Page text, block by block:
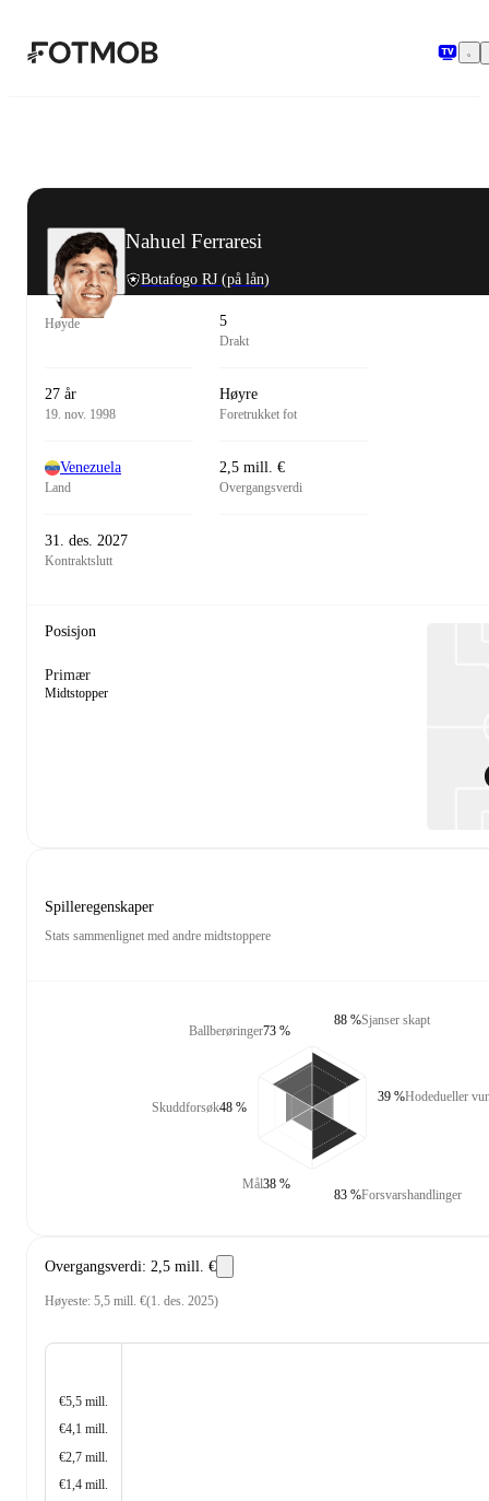
Nahuel Ferraresi
Botafogo RJ (på lån)
Høyde 5
Drakt
27 år
19. nov. 1998
Høyre
Foretrukket fot
Venezuela
Land
2,5 mill. €
Overgangsverdi
31. des. 2027
Kontraktslutt
Posisjon
Primær
Midtstopper
Spilleregenskaper
Stats sammenlignet med andre midtstoppere
Ballberøringer73 %
Skuddforsøk48 %
Mål38 %
Sjanser skapt
88 %
Hodedueller
39 %
Forsvarshandlinger
83 %
Overgangsverdi: 2,5 mill. €
Høyeste: 5,5 mill. €(1. des. 2025)
€5,5 mill.
€4,1 mill.
€2,7 mill.
€1,4 mill.